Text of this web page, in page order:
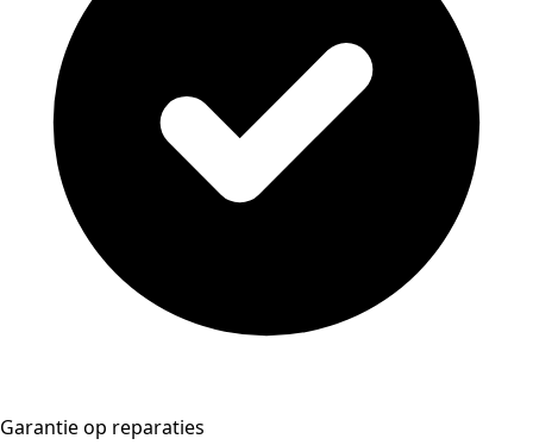
Garantie op reparaties